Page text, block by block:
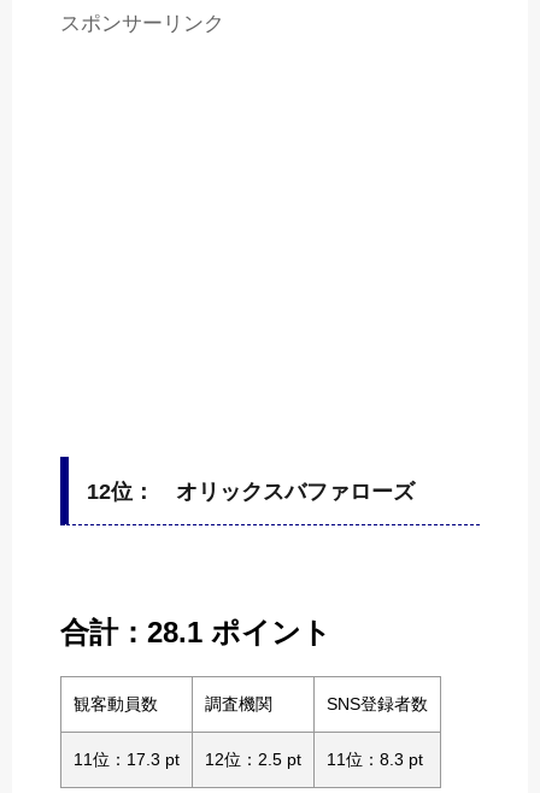
スポンサーリンク
12位： オリックスバファローズ
合計：28.1 ポイント
観客動員数 調査機関 SNS登録者数
11位：17.3 pt 12位：2.5 pt 11位：8.3 pt